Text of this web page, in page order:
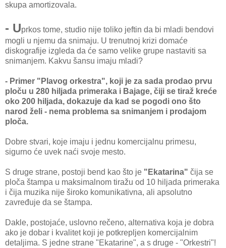
skupa amortizovala.
- Uprkos tome, studio nije toliko jeftin da bi mladi bendovi
mogli u njemu da snimaju. U trenutnoj krizi domaće
diskografije izgleda da će samo velike grupe nastaviti sa
snimanjem. Kakvu šansu imaju mladi?
- Primer "Plavog orkestra", koji je za sada prodao prvu
ploču u 280 hiljada primeraka i Bajage, čiji se tiraž kreće
oko 200 hiljada, dokazuje da kad se pogodi ono što
narod želi - nema problema sa snimanjem i prodajom
ploča.
Dobre stvari, koje imaju i jednu komercijalnu primesu,
sigurno će uvek naći svoje mesto.
S druge strane, postoji bend kao što je "Ekatarina" čija se
ploča štampa u maksimalnom tiražu od 10 hiljada primeraka
i čija muzika nije široko komunikativna, ali apsolutno
zavređuje da se štampa.
Dakle, postojaće, uslovno rečeno, alternativa koja je dobra
ako je dobar i kvalitet koji je potkrepljen komercijalnim
detaljima. S jedne strane "Ekatarine", a s druge - "Orkestri"!